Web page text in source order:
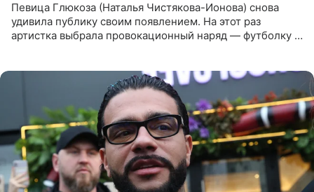
Певица Глюкоза (Наталья Чистякова-Ионова) снова
удивила публику своим появлением. На этот раз
артистка выбрала провокационный наряд — футболку с